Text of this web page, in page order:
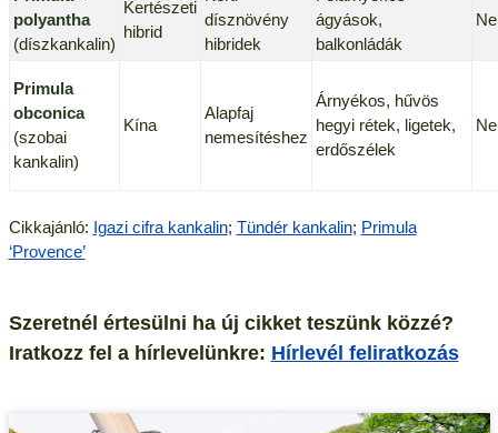
polyantha
(díszkankalin)
Kertészeti
hibrid
dísznövény
hibridek
ágyások,
balkonládák
Primula
obconica
(szobai
kankalin)
Kína
Alapfaj
nemesítéshez
Árnyékos, hűvös
hegyi rétek, ligetek,
erdőszélek
Cikkajánló: Igazi cifra kankalin; Tündér kankalin; Primula
‘Provence’
Szeretnél értesülni ha új cikket teszünk közzé?
Iratkozz fel a hírlevelünkre: Hírlevél feliratkozás